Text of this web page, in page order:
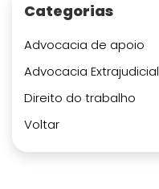
Categorias
Advocacia de apoio
Advocacia Extrajudicial
Direito do trabalho
Voltar